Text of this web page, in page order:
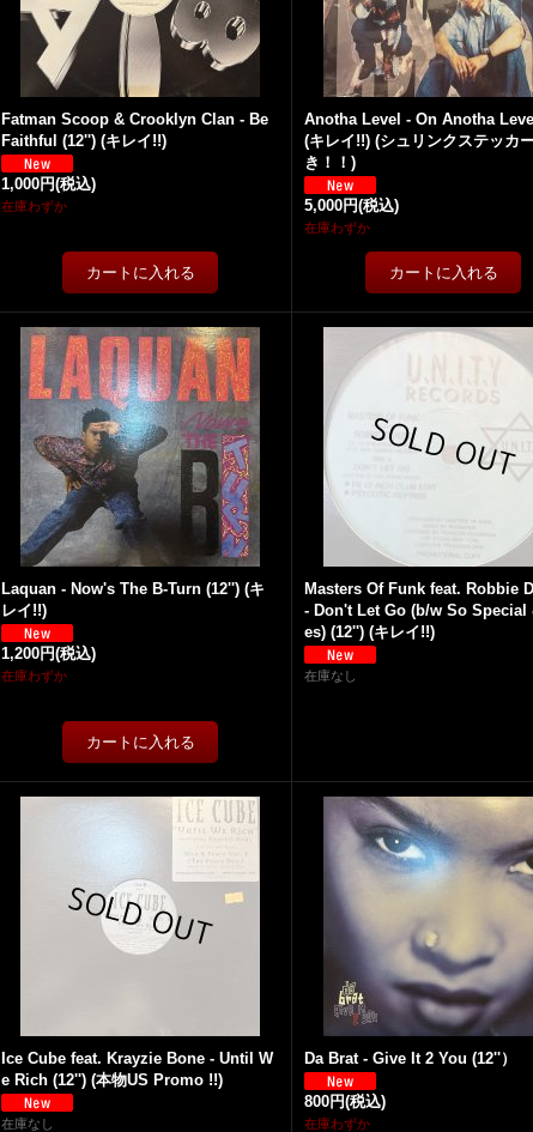
Fatman Scoop & Crooklyn Clan - Be
Faithful (12'') (キレイ!!)
1,000円(税込)
在庫わずか
Anotha Level - On Anotha
(キレイ!!) (シュリンクステッカ
き！！)
5,000円(税込)
在庫わずか
Laquan - Now's The B-Turn (12'') (キ
レイ!!)
1,200円(税込)
在庫わずか
Masters Of Funk feat. Robbie
- Don't Let Go (b/w So Special
es) (12'') (キレイ!!)
在庫なし
Ice Cube feat. Krayzie Bone - Until W
e Rich (12'') (本物US Promo !!)
在庫なし
Da Brat - Give It 2 You (12''）
800円(税込)
在庫わずか